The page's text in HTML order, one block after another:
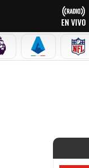
EN VIVO
PREMIER LEAGUE
SERIE A NFL